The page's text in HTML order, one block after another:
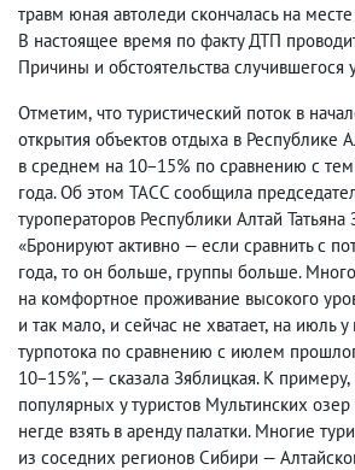
травм юная автоледи скончалась на
В настоящее время по факту ДТП
Причины и обстоятельства случившегося
Отметим, что туристический поток в
открытия объектов отдыха в Республике
в среднем на 10−15% по сравнению с
года. Об этом ТАСС сообщила
туроператоров Республики Алтай Татьяна
«Бронируют активно — если сравнить с
года, то он больше, группы больше.
на комфортное проживание высокого
и так мало, и сейчас не хватает, на июль у
турпотока по сравнению с июлем
10−15%", — сказала Зяблицкая. К примеру,
популярных у туристов Мультинских
негде взять в аренду палатки. Многие
из соседних регионов Сибири —